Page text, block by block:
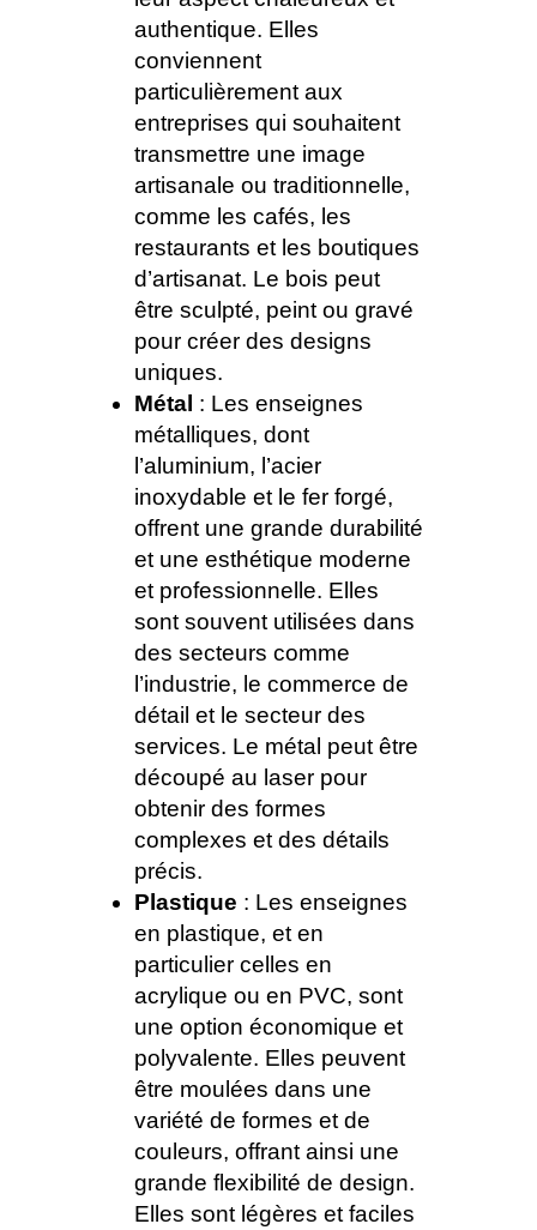
authentique. Elles
conviennent
particulièrement aux
entreprises qui souhaitent
transmettre une image
artisanale ou traditionnelle,
comme les cafés, les
restaurants et les boutiques
d’artisanat. Le bois peut
être sculpté, peint ou gravé
pour créer des designs
uniques.
Métal : Les enseignes
métalliques, dont
l’aluminium, l’acier
inoxydable et le fer forgé,
offrent une grande durabilité
et une esthétique moderne
et professionnelle. Elles
sont souvent utilisées dans
des secteurs comme
l’industrie, le commerce de
détail et le secteur des
services. Le métal peut être
découpé au laser pour
obtenir des formes
complexes et des détails
précis.
Plastique : Les enseignes
en plastique, et en
particulier celles en
acrylique ou en PVC, sont
une option économique et
polyvalente. Elles peuvent
être moulées dans une
variété de formes et de
couleurs, offrant ainsi une
grande flexibilité de design.
Elles sont légères et faciles